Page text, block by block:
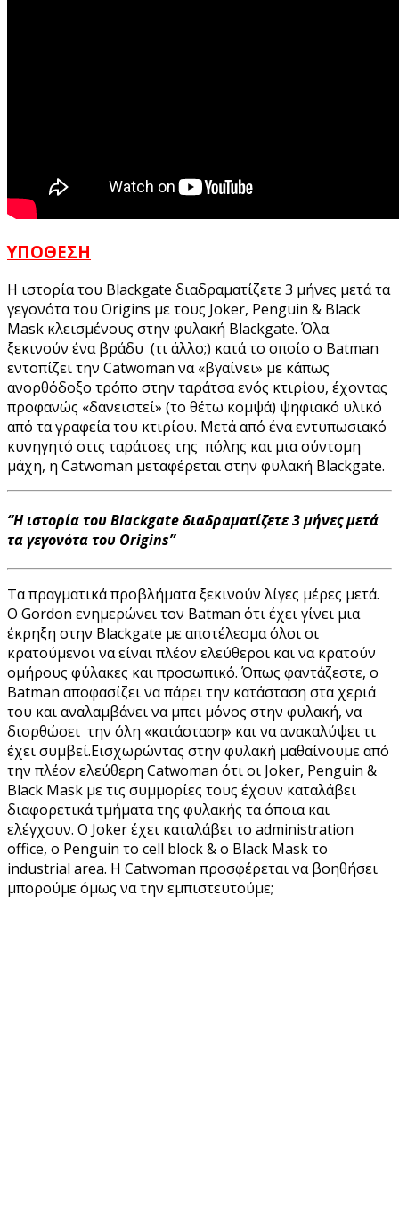
ΥΠΟΘΕΣΗ
Η ιστορία του Blackgate διαδραματίζετε 3 μήνες μετά τα
γεγονότα του Origins με τους Joker, Penguin & Black
Mask κλεισμένους στην φυλακή Blackgate. Όλα
ξεκινούν ένα βράδυ (τι άλλο;) κατά το οποίο ο Batman
εντοπίζει την Catwoman να «βγαίνει» με κάπως
ανορθόδοξο τρόπο στην ταράτσα ενός κτιρίου, έχοντας
προφανώς «δανειστεί» (το θέτω κομψά) ψηφιακό υλικό
από τα γραφεία του κτιρίου. Μετά από ένα εντυπωσιακό
κυνηγητό στις ταράτσες της πόλης και μια σύντομη
μάχη, η Catwoman μεταφέρεται στην φυλακή Blackgate.
“Η ιστορία του Blackgate διαδραματίζετε 3 μήνες μετά
τα γεγονότα του Origins”
Τα πραγματικά προβλήματα ξεκινούν λίγες μέρες μετά.
Ο Gordon ενημερώνει τον Batman ότι έχει γίνει μια
έκρηξη στην Blackgate με αποτέλεσμα όλοι οι
κρατούμενοι να είναι πλέον ελεύθεροι και να κρατούν
ομήρους φύλακες και προσωπικό. Όπως φαντάζεστε, ο
Batman αποφασίζει να πάρει την κατάσταση στα χεριά
του και αναλαμβάνει να μπει μόνος στην φυλακή, να
διορθώσει την όλη «κατάσταση» και να ανακαλύψει τι
έχει συμβεί.Εισχωρώντας στην φυλακή μαθαίνουμε από
την πλέον ελεύθερη Catwoman ότι οι Joker, Penguin &
Black Mask με τις συμμορίες τους έχουν καταλάβει
διαφορετικά τμήματα της φυλακής τα όποια και
ελέγχουν. Ο Joker έχει καταλάβει το administration
office, ο Penguin το cell block & ο Black Mask το
industrial area. Η Catwoman προσφέρεται να βοηθήσει
μπορούμε όμως να την εμπιστευτούμε;